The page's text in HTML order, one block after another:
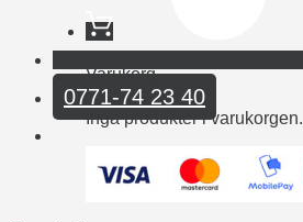
0771-74 23 40
Varukorg
Inga produkter i varukorgen.